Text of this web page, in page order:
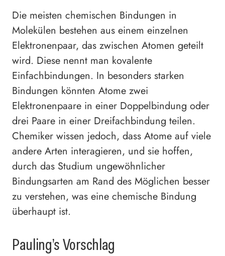
Die meisten chemischen Bindungen in
Molekülen bestehen aus einem einzelnen
Elektronenpaar, das zwischen Atomen geteilt
wird. Diese nennt man kovalente
Einfachbindungen. In besonders starken
Bindungen könnten Atome zwei
Elektronenpaare in einer Doppelbindung oder
drei Paare in einer Dreifachbindung teilen.
Chemiker wissen jedoch, dass Atome auf viele
andere Arten interagieren, und sie hoffen,
durch das Studium ungewöhnlicher
Bindungsarten am Rand des Möglichen besser
zu verstehen, was eine chemische Bindung
überhaupt ist.
Pauling’s Vorschlag